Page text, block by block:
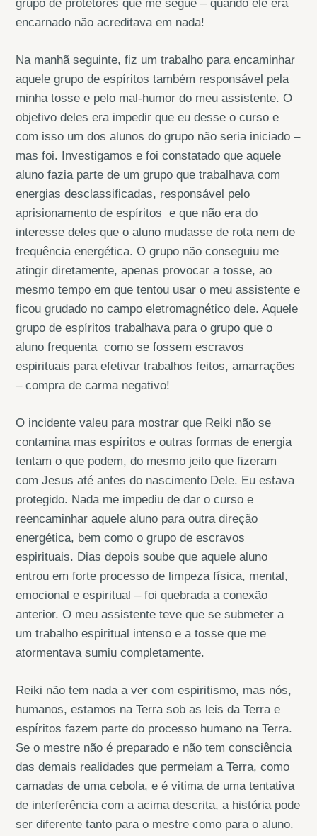
grupo de protetores que me segue – quando ele era
encarnado não acreditava em nada!
Na manhã seguinte, fiz um trabalho para encaminhar
aquele grupo de espíritos também responsável pela
minha tosse e pelo mal-humor do meu assistente. O
objetivo deles era impedir que eu desse o curso e
com isso um dos alunos do grupo não seria iniciado –
mas foi. Investigamos e foi constatado que aquele
aluno fazia parte de um grupo que trabalhava com
energias desclassificadas, responsável pelo
aprisionamento de espíritos e que não era do
interesse deles que o aluno mudasse de rota nem de
frequência energética. O grupo não conseguiu me
atingir diretamente, apenas provocar a tosse, ao
mesmo tempo em que tentou usar o meu assistente e
ficou grudado no campo eletromagnético dele. Aquele
grupo de espíritos trabalhava para o grupo que o
aluno frequenta como se fossem escravos
espirituais para efetivar trabalhos feitos, amarrações
– compra de carma negativo!
O incidente valeu para mostrar que Reiki não se
contamina mas espíritos e outras formas de energia
tentam o que podem, do mesmo jeito que fizeram
com Jesus até antes do nascimento Dele. Eu estava
protegido. Nada me impediu de dar o curso e
reencaminhar aquele aluno para outra direção
energética, bem como o grupo de escravos
espirituais. Dias depois soube que aquele aluno
entrou em forte processo de limpeza física, mental,
emocional e espiritual – foi quebrada a conexão
anterior. O meu assistente teve que se submeter a
um trabalho espiritual intenso e a tosse que me
atormentava sumiu completamente.
Reiki não tem nada a ver com espiritismo, mas nós,
humanos, estamos na Terra sob as leis da Terra e
espíritos fazem parte do processo humano na Terra.
Se o mestre não é preparado e não tem consciência
das demais realidades que permeiam a Terra, como
camadas de uma cebola, e é vitima de uma tentativa
de interferência com a acima descrita, a história pode
ser diferente tanto para o mestre como para o aluno.